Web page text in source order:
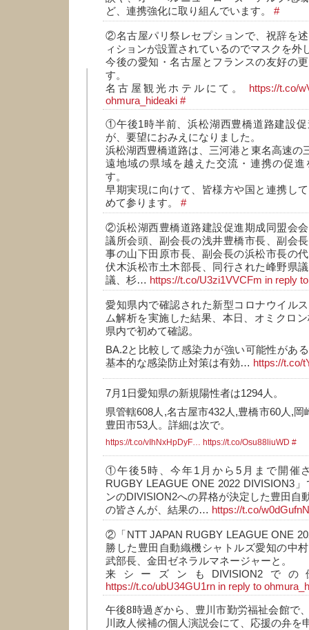
ど、連携強化に取り組んでいます。 #
②名古屋パリ祭レセプションで、祝辞を
ィションが設置されているのでマスクを外
今後の愛知・名古屋とフランスの友好の
す。
名古屋観光ホテルにて。
https://t.co/
ohmura_hideaki #
①午後1時半前、浜松湖西豊橋道路建設
が、要望におみえになりました。
浜松湖西豊橋道路は、三河港と東名高速の
遠地域の県域を越えた交流・連携の促
す。
早期実現に向けて、皆様方や国と連携し
めて参ります。 #
②浜松湖西豊橋道路建設促進期成同盟会
議所会頭、副会長の浅井豊橋市長、副会
事の山下田原市長、副会長の浜松市長の
伏木浜松市土木部長、同行された峰野県
議、杉… https://t.co/U3zi1VVCFm in reply
愛知県内で確認された新型コロナウイル
ム解析を実施した結果、本日、オミクロ
県内で初めて確認。
BA.2と比較して感染力が強い可能性があ
基本的な感染防止対策は有効… https://t.co/
7月1日愛知県の新規陽性者は1294人。
県管轄608人,名古屋市432人,豊橋市60人,岡
豊田市53人。詳細は次で。
https://t.co/vIhNxHpDyF… https://t.co/Osu88liuWD #
①午後5時、今年1月から5月まで開催
RUGBY LEAGUE ONE 2022 DIVISION3
ンのDIVISION2への昇格が決定した豊田自
の皆さんが、結果の… https://t.co/
②「NTT JAPAN RUGBY LEAGUE ONE
勝した豊田自動織機シャトルズ愛知の中
武部長、金田ゼネラルマネージャーと。
来シーズンもDIVISION2で
https://t.co/ubU34GU1rn in reply to
午後8時過ぎから、豊川市勤労福祉会館で
川政人候補の個人演説会にて、応援の弁を